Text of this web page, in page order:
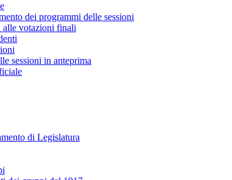
dei programmi delle sessioni
alle votazioni finali
sessioni in anteprima
di Legislatura